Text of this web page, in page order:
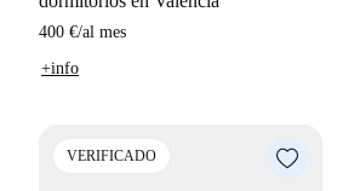
400 €/al mes
+info
VERIFICADO